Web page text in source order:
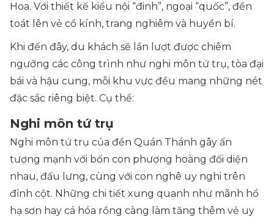
Hoa. Với thiết kế kiểu nội “đinh”, ngoại “quốc”, đền
toát lên vẻ cổ kính, trang nghiêm và huyền bí.
Khi đến đây, du khách sẽ lần lượt được chiêm
ngưỡng các công trình như nghi môn tứ trụ, tòa đại
bái và hậu cung, mỗi khu vực đều mang những nét
đặc sắc riêng biệt. Cụ thể:
Nghi môn tứ trụ
Nghi môn tứ trụ của đền Quán Thánh gây ấn
tượng mạnh với bốn con phượng hoàng đối diện
nhau, đấu lưng, cùng với con nghê uy nghi trên
đỉnh cột. Những chi tiết xung quanh như mãnh hổ
hạ sơn hay cá hóa rồng càng làm tăng thêm vẻ uy